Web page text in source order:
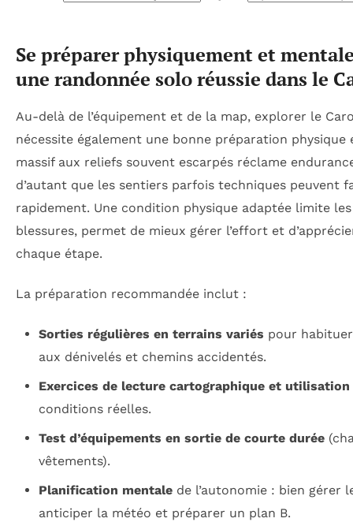
Se préparer physiquement et
une randonnée solo réussie dans le
Au-delà de l’équipement et de la map, explorer le
nécessite également une bonne préparation physique
massif aux reliefs souvent escarpés réclame
d’autant que les sentiers parfois techniques peuvent
rapidement. Une condition physique adaptée limite
blessures, permet de mieux gérer l’effort et
chaque étape.
La préparation recommandée inclut :
Sorties régulières en terrains variés pour
aux dénivelés et chemins accidentés.
Exercices de lecture cartographique et utilisation
conditions réelles.
Test d’équipements en sortie de courte durée
vêtements).
Planification mentalede l’autonomie : bien gérer
anticiper la météo et préparer un plan B.